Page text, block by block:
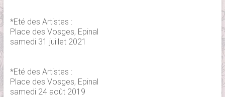
*Eté des Artistes :
Place des Vosges, Epinal
samedi 31 juillet 2021
*Eté des Artistes :
Place des Vosges, Epinal
samedi 24 août 2019